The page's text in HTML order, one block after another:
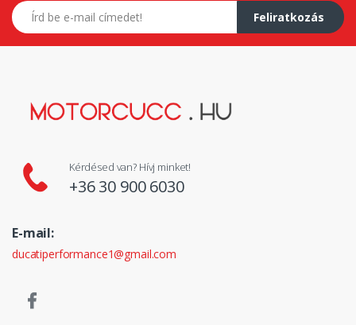
E-mail címed
Feliratkozás
Kérdésed van? Hívj minket!
+36 30 900 6030
E-mail:
ducatiperformance1@gmail.com